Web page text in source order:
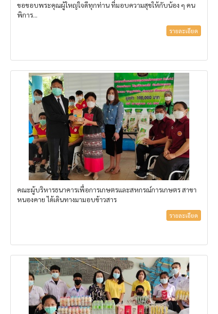
ขอขอบพระคุณผู้ใหญ่ใจดีทุกท่าน ที่มอบความสุขให้กับน้อง ๆ คน
พิการ...
รายละเอียด
คณะผู้บริหารธนาคารเพื่อการเกษตรและสหกรณ์การเกษตร สาขา
หนองคาย ได้เดินทางมามอบข้าวสาร
รายละเอียด